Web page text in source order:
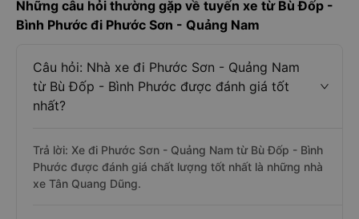
Những câu hỏi thường gặp về tuyến xe từ Bù Đốp -
Bình Phước đi Phước Sơn - Quảng Nam
Câu hỏi: Nhà xe đi Phước Sơn - Quảng Nam
từ Bù Đốp - Bình Phước được đánh giá tốt
nhất?
Trả lời: Xe đi Phước Sơn - Quảng Nam từ Bù Đốp - Bình
Phước được đánh giá chất lượng tốt nhất là những nhà
xe Tân Quang Dũng.